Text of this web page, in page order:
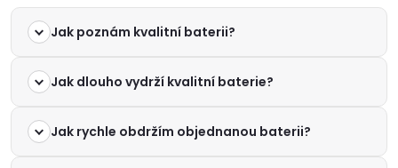
Jak poznám kvalitní baterii?
Jak dlouho vydrží kvalitní baterie?
Jak rychle obdržím objednanou baterii?